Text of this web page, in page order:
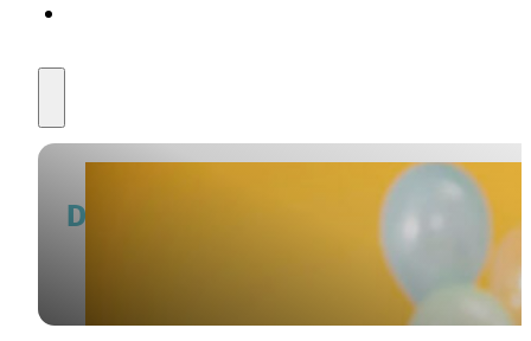
DEINE MARKE & PRODUKT